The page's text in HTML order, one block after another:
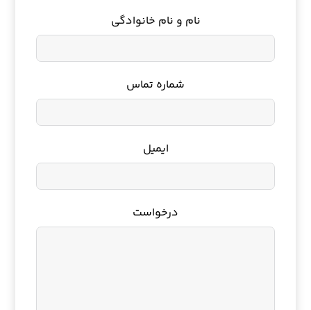
نام و نام خانوادگی
شماره تماس
ایمیل
درخواست